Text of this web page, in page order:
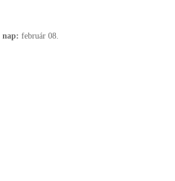
nap: február 08.